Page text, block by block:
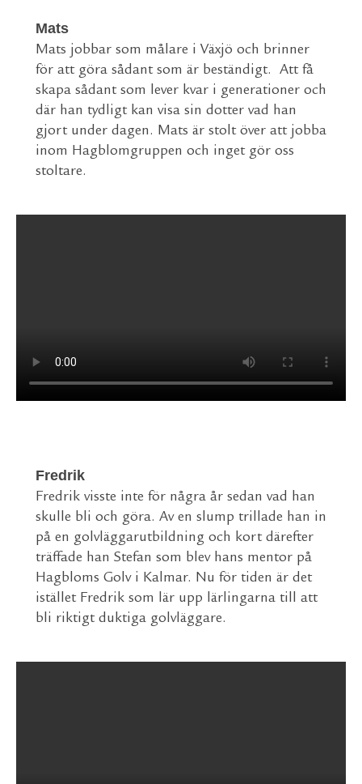
Mats
Mats jobbar som målare i Växjö och brinner
för att göra sådant som är beständigt. Att få
skapa sådant som lever kvar i generationer och
där han tydligt kan visa sin dotter vad han
gjort under dagen. Mats är stolt över att jobba
inom Hagblomgruppen och inget gör oss
stoltare.
Fredrik
Fredrik visste inte för några år sedan vad han
skulle bli och göra. Av en slump trillade han in
på en golvläggarutbildning och kort därefter
träffade han Stefan som blev hans mentor på
Hagbloms Golv i Kalmar. Nu för tiden är det
istället Fredrik som lär upp lärlingarna till att
bli riktigt duktiga golvläggare.